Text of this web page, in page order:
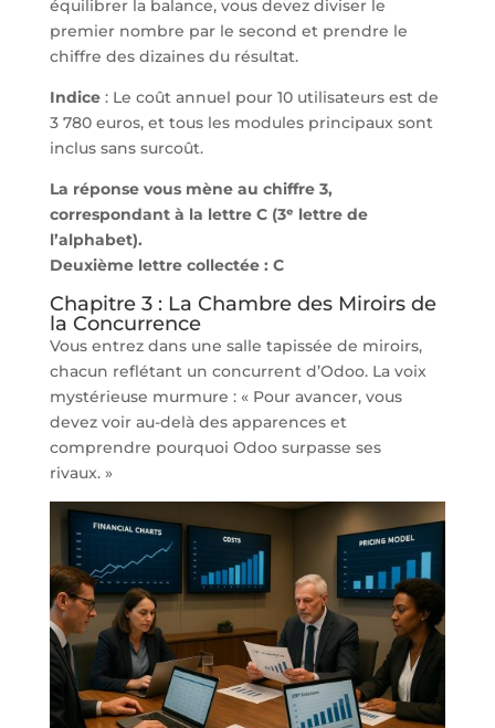
équilibrer la balance, vous devez diviser le
premier nombre par le second et prendre le
chiffre des dizaines du résultat.
Indice: Le coût annuel pour 10 utilisateurs est de
3 780 euros, et tous les modules principaux sont
inclus sans surcoût.
La réponse vous mène au chiffre 3,
correspondant à la lettre C (3ᵉ lettre de
l’alphabet).
Deuxième lettre collectée : C
Chapitre 3 : La Chambre des Miroirs de
la Concurrence
Vous entrez dans une salle tapissée de miroirs,
chacun reflétant un concurrent d’Odoo. La voix
mystérieuse murmure : « Pour avancer, vous
devez voir au-delà des apparences et
comprendre pourquoi Odoo surpasse ses
rivaux. »